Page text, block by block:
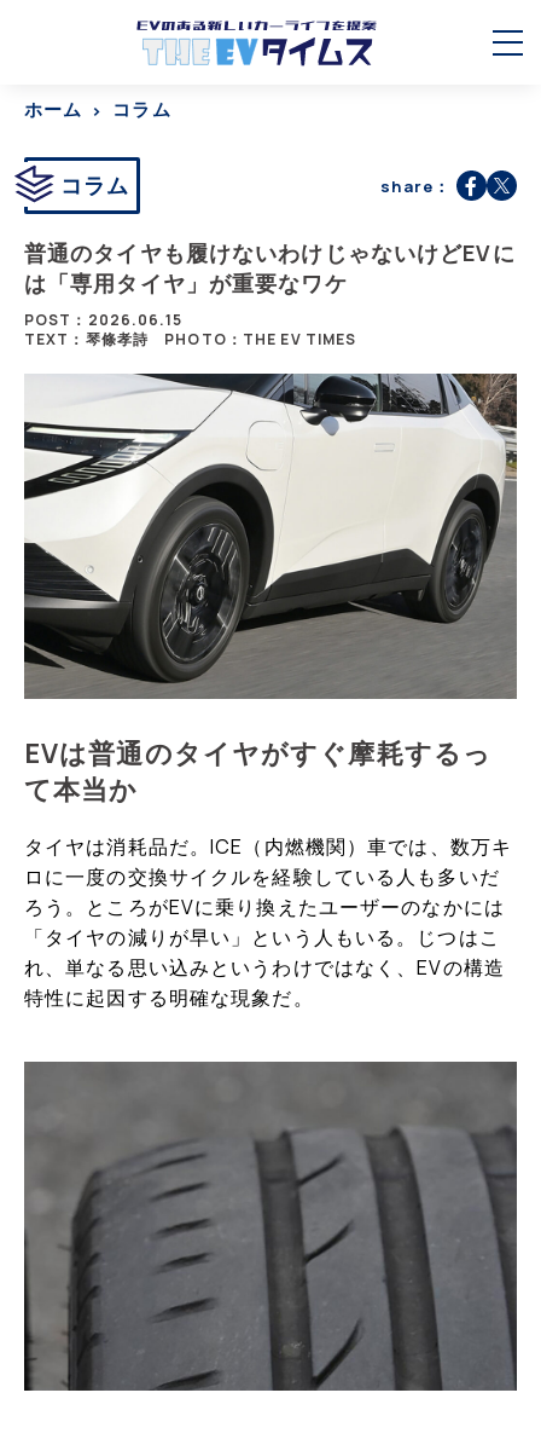
ホーム コラム
コラム share：
普通のタイヤも履けないわけじゃないけどEVに
は「専用タイヤ」が重要なワケ
POST：2026.06.15
TEXT：琴條孝詩
PHOTO：THE EV TIMES
EVは普通のタイヤがすぐ摩耗するっ
て本当か
タイヤは消耗品だ。ICE（内燃機関）車では、数万キ
ロに一度の交換サイクルを経験している人も多いだ
ろう。ところがEVに乗り換えたユーザーのなかには
「タイヤの減りが早い」という人もいる。じつはこ
れ、単なる思い込みというわけではなく、EVの構造
特性に起因する明確な現象だ。